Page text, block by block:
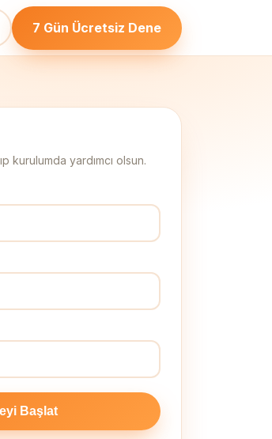
7 Gün Ücretsiz Dene
kurulumda yardımcı olsun.
Başlat